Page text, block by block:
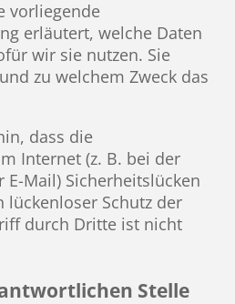
vorliegende
erläutert, welche Daten
wir sie nutzen. Sie
zu welchem Zweck das
dass die
Internet (z. B. bei der
Mail) Sicherheitslücken
lückenloser Schutz der
durch Dritte ist nicht
Stelle